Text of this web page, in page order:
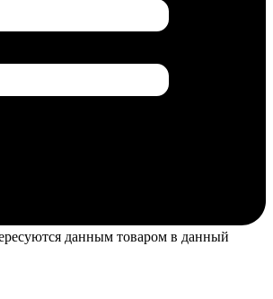
данным товаром в данный